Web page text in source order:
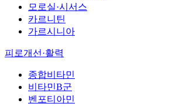
모로실·시서스
카르니틴
가르시니아
피로개선·활력
종합비타민
비타민B군
벤포티아민